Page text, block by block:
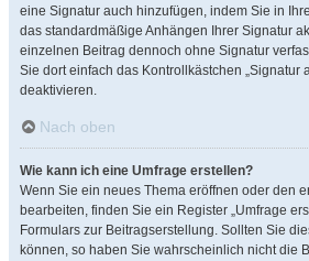
eine Signatur auch hinzufügen, indem Sie in
das standardmäßige Anhängen Ihrer Signatur
einzelnen Beitrag dennoch ohne Signatur
Sie dort einfach das Kontrollkästchen „Signatur
deaktivieren.
Nach oben
Wie kann ich eine Umfrage erstellen?
Wenn Sie ein neues Thema eröffnen oder den
bearbeiten, finden Sie ein Register „Umfrage
Formulars zur Beitragserstellung. Sollten Sie
können, so haben Sie wahrscheinlich nicht die